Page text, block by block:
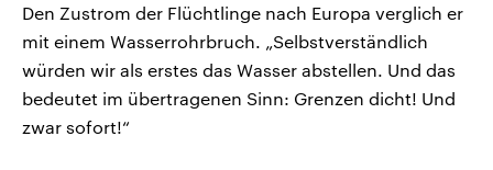
Den Zustrom der Flüchtlinge nach Europa verglich er
mit einem Wasserrohrbruch. „Selbstverständlich
würden wir als erstes das Wasser abstellen. Und das
bedeutet im übertragenen Sinn: Grenzen dicht! Und
zwar sofort!“